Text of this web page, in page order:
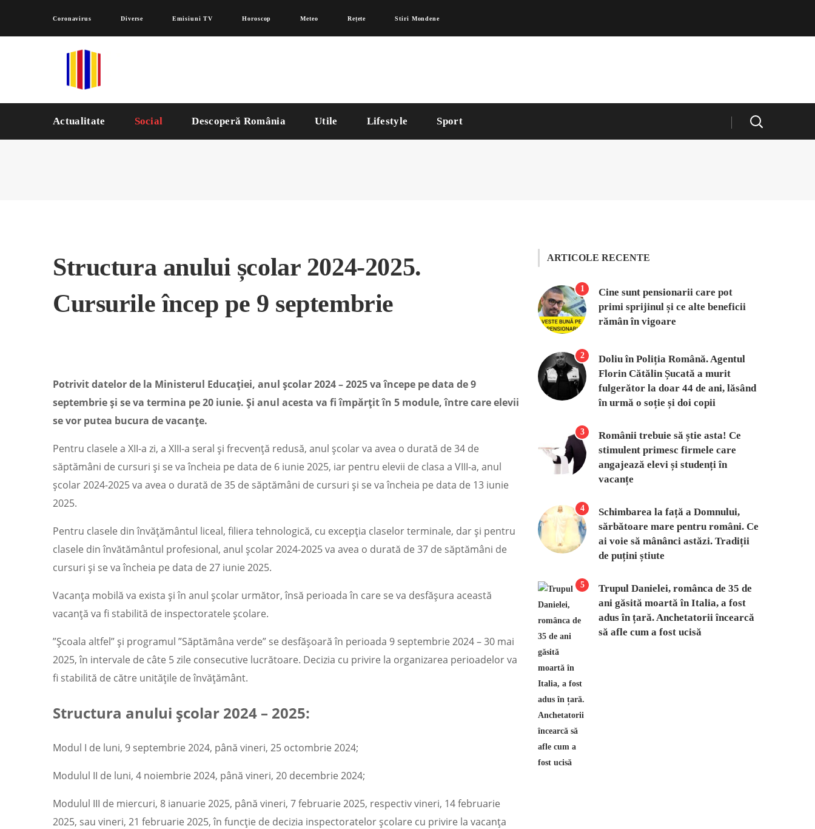
Coronavirus Diverse Emisiuni TV Horoscop Meteo Rețete Stiri Mondene
Actualitate Social Descoperă România Utile Lifestyle Sport
Structura anului școlar 2024-2025.
Cursurile încep pe 9 septembrie
Potrivit datelor de la Ministerul Educației, anul școlar 2024 – 2025 va începe pe data de 9
septembrie și se va termina pe 20 iunie. Și anul acesta va fi împărțit în 5 module, între care elevii
se vor putea bucura de vacanțe.
Pentru clasele a XII-a zi, a XIII-a seral și frecvență redusă, anul școlar va avea o durată de 34 de
săptămâni de cursuri și se va încheia pe data de 6 iunie 2025, iar pentru elevii de clasa a VIII-a, anul
școlar 2024-2025 va avea o durată de 35 de săptămâni de cursuri și se va încheia pe data de 13 iunie
2025.
Pentru clasele din învățământul liceal, filiera tehnologică, cu excepția claselor terminale, dar și pentru
clasele din învătământul profesional, anul școlar 2024-2025 va avea o durată de 37 de săptămâni de
cursuri și se va încheia pe data de 27 iunie 2025.
Vacanța mobilă va exista și în anul școlar următor, însă perioada în care se va desfășura această
vacanță va fi stabilită de inspectoratele școlare.
”Școala altfel” și programul ”Săptămâna verde” se desfășoară în perioada 9 septembrie 2024 – 30 mai
2025, în intervale de câte 5 zile consecutive lucrătoare. Decizia cu privire la organizarea perioadelor va
fi stabilită de către unitățile de învățământ.
Structura anului școlar 2024 – 2025:
Modul I de luni, 9 septembrie 2024, până vineri, 25 octombrie 2024;
Modulul II de luni, 4 noiembrie 2024, până vineri, 20 decembrie 2024;
Modulul III de miercuri, 8 ianuarie 2025, până vineri, 7 februarie 2025, respectiv vineri, 14 februarie
2025, sau vineri, 21 februarie 2025, în funcție de decizia inspectoratelor școlare cu privire la vacanța
ARTICOLE RECENTE
1
Cine sunt pensionarii care pot
primi sprijinul și ce alte beneficii
rămân în vigoare
2
Doliu în Poliția Română. Agentul
Florin Cătălin Șucată a murit
fulgerător la doar 44 de ani, lăsând
în urmă o soție și doi copii
3
Românii trebuie să știe asta! Ce
stimulent primesc firmele care
angajează elevi și studenți în
vacanțe
4
Schimbarea la față a Domnului,
sărbătoare mare pentru români. Ce
ai voie să mânânci astăzi. Tradiții
de puțini știute
5
Trupul Danielei, românca de 35 de
ani găsită moartă în Italia, a fost
adus în țară. Anchetatorii încearcă
să afle cum a fost ucisă